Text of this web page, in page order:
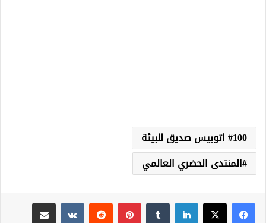
100 اتوبيس صديق للبيئة
المنتدى الحضري العالمي
لينكدإن بينتيريست